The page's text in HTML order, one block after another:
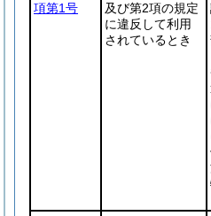
項第1号
及び第2項の規定
に違反して利用
されているとき